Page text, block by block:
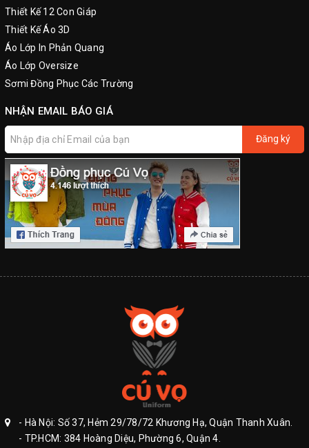
Thiết Kế 12 Con Giáp
Thiết Kế Áo 3D
Áo Lớp In Phản Quang
Áo Lớp Oversize
Sơmi Đồng Phục Các Trường
NHẬN EMAIL BÁO GIÁ
Đăng ký
- Hà Nội: Số 37, Hẻm 29/78/72 Khương Hạ, Quận Thanh Xuân.
- TP.HCM: 384 Hoàng Diệu, Phường 6, Quận 4.